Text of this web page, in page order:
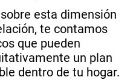
esta dimensión
te contamos
que pueden
un plan
dentro de tu hogar.